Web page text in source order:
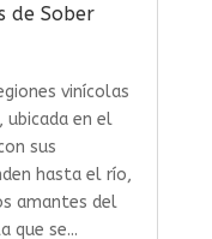
de Sober
vinícolas
ubicada en el
sus
hasta el río,
amantes del
que se...